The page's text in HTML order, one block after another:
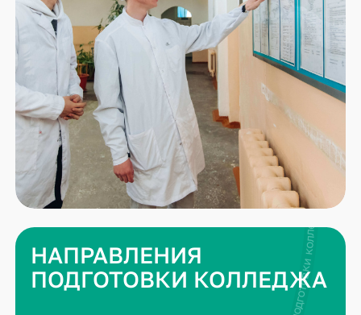
НАПРАВЛЕНИЯ
ПОДГОТОВКИ КОЛЛЕДЖА